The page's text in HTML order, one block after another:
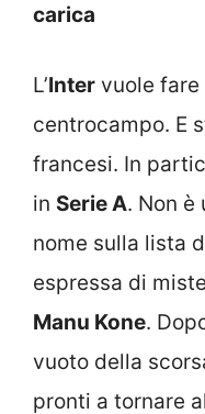
carica
L’Inter vuole fare
centrocampo. E
francesi. In
in Serie A. Non è
nome sulla lista
espressa di
Manu Kone.
vuoto della
pronti a tornare